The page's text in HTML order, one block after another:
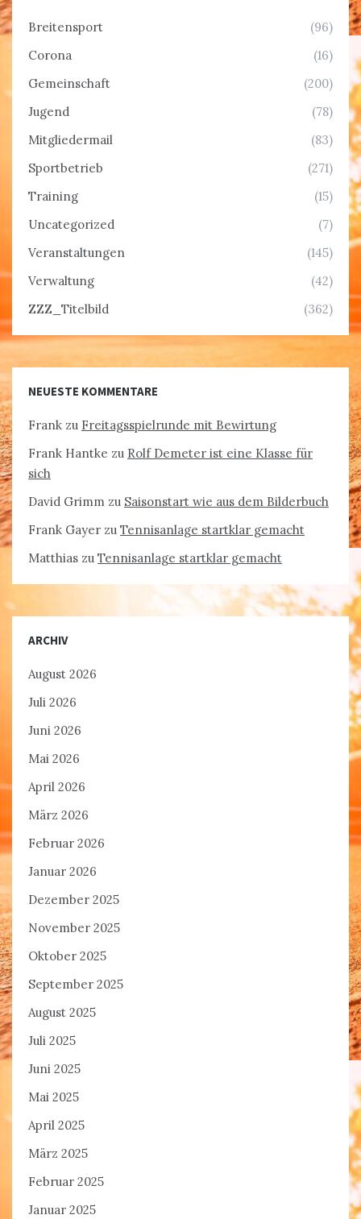
Breitensport
(96)
Corona
(16)
Gemeinschaft
(200)
Jugend
(78)
Mitgliedermail
(83)
Sportbetrieb
(271)
Training
(15)
Uncategorized
(7)
Veranstaltungen
(145)
Verwaltung
(42)
ZZZ_Titelbild
(362)
NEUESTE KOMMENTARE
Frank zu Freitagsspielrunde mit Bewirtung
Frank Hantke zu Rolf Demeter ist eine Klasse für
sich
David Grimm zu Saisonstart wie aus dem Bilderbuch
Frank Gayer zu Tennisanlage startklar gemacht
Matthias zu Tennisanlage startklar gemacht
ARCHIV
August 2026
Juli 2026
Juni 2026
Mai 2026
April 2026
März 2026
Februar 2026
Januar 2026
Dezember 2025
November 2025
Oktober 2025
September 2025
August 2025
Juli 2025
Juni 2025
Mai 2025
April 2025
März 2025
Februar 2025
Januar 2025